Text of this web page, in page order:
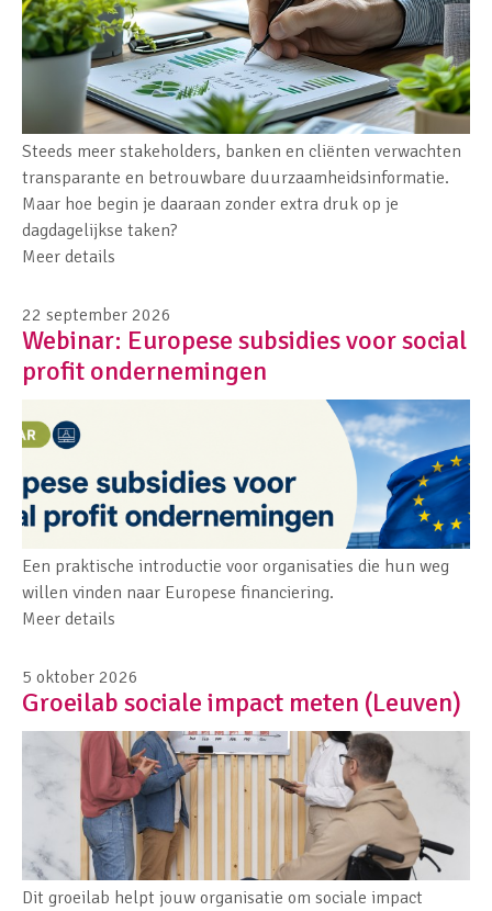
Steeds meer stakeholders, banken en cliënten verwachten
transparante en betrouwbare duurzaamheidsinformatie.
Maar hoe begin je daaraan zonder extra druk op je
dagdagelijkse taken?
Meer details
22 september 2026
Webinar: Europese subsidies voor social
profit ondernemingen
Een praktische introductie voor organisaties die hun weg
willen vinden naar Europese financiering.
Meer details
5 oktober 2026
Groeilab sociale impact meten (Leuven)
Dit groeilab helpt jouw organisatie om sociale impact